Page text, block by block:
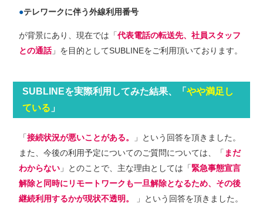
テレワークに伴う外線利用番号
が背景にあり、現在では「代表電話の転送先、社員スタッフ
との通話」を⽬的としてSUBLINEをご利⽤頂いております。
SUBLINEを実際利⽤してみた結果、「やや満足し
ている 」
「接続状況が悪いことがある。
」という回答を頂きました。
また、今後の利⽤予定についてのご質問については、「 まだ
わからない 」とのことで、主な理由としては「緊急事態宣言
解除と同時にリモートワークも一旦解除となるため、その後
継続利用するかが現状不透明。
」という回答を頂きました。